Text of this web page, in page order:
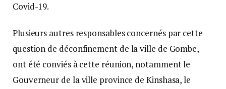
Covid-19.
Plusieurs autres responsables concernés par cette
question de déconfinement de la ville de Gombe,
ont été conviés à cette réunion, notamment le
Gouverneur de la ville province de Kinshasa, le